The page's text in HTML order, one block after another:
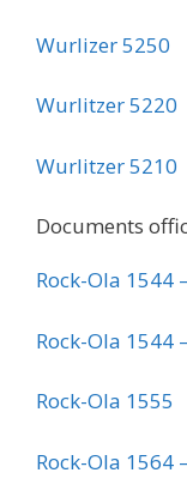
Wurlizer 5250
Wurlitzer 5220
Wurlitzer 5210
Documents
Rock-Ola 1544
Rock-Ola 1544
Rock-Ola 1555
Rock-Ola 1564